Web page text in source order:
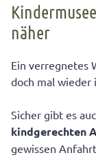
So kommt
Tempo und
näher
Ein verregnetes
doch mal wieder
Sicher gibt es
kindgerechten
gewissen